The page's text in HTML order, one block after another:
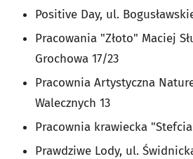
Positive Day, ul.
Pracowania "Złoto" Maciej
Grochowa 17/23
Pracownia Artystyczna
Walecznych 13
Pracownia krawiecka
Prawdziwe Lody, ul.